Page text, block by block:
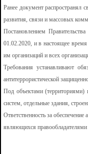
Ранее документ распространял
развития, связи и массовых
Постановлением
01.02.2020, и в настоящее
им организаций и всех
Требования устанавливают
антитеррористической
Под объектами (территориями)
систем, отдельные здания,
Ответственность за
являющихся правообладателями